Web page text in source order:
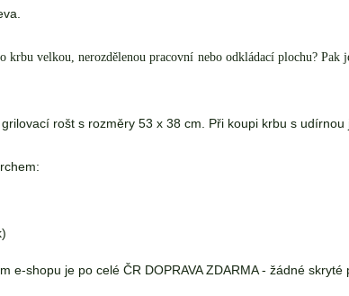
krbu velkou, nerozdělenou pracovní nebo odkládací plochu?
rošt s rozměry 53 x 38 cm. Při koupi krbu s udírnou
e-shopu je po celé ČR DOPRAVA ZDARMA - žádné skryté